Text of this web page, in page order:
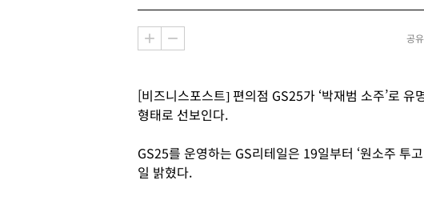
공
[비즈니스포스트] 편의점 GS25가 ‘박재범 소주’로
형태로 선보인다.
GS25를 운영하는 GS리테일은 19일부터 ‘원소주 투
일 밝혔다.